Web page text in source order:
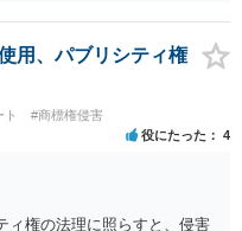
用、パブリシティ権
#商標権侵害
役にたった 4
ィ権の法理に照らすと、侵害